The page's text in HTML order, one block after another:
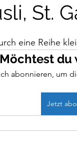
St.
eine Reihe
Möchtest du
abonnieren, um
Jetzt